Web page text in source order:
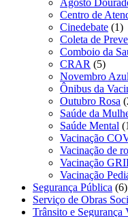
Agosto
Centro de
Cinedebate (1)
Coleta de
Comboio da
CRAR (5)
Novembro Azul
Ônibus da
Outubro Rosa
Saúde da
Saúde Mental
Vacinação
Vacinação de
Vacinação
Vacinação
Segurança Pública (6)
Serviço de Obras
Trânsito e Segurança